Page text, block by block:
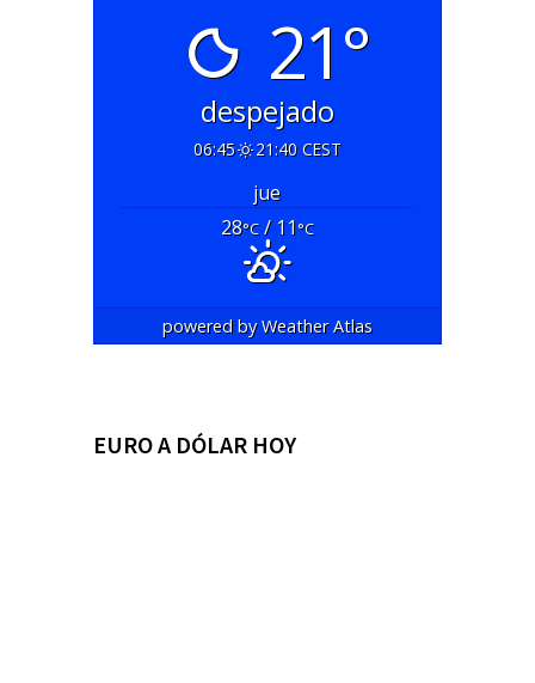
21°
despejado
06:45 21:40 CEST
jue
28°C/ 11°C
powered byWeather Atlas
EURO A DÓLAR HOY